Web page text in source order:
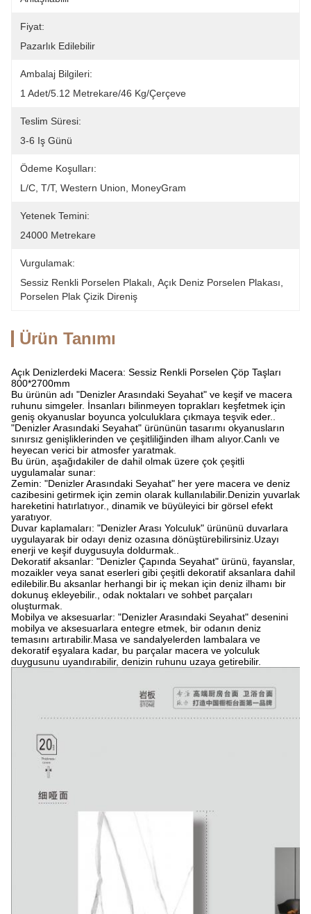
Fiyat:
Pazarlık Edilebilir
Ambalaj Bilgileri:
1 Adet/5.12 Metrekare/46 Kg/çerçeve
Teslim Süresi:
3-6 Iş Günü
Ödeme Koşulları:
L/C, T/T, Western Union, MoneyGram
Yetenek Temini:
24000 Metrekare
Vurgulamak:
Sessiz Renkli Porselen Plakalı Açık Deniz Porselen Plakası
Porselen Plak Çizik Direniş
Ürün Tanımı
Açık Denizlerdeki Macera: Sessiz Renkli Porselen Çöp Taşları
800*2700mm
Bu ürünün adı "Denizler Arasındaki Seyahat" ve keşif ve macera
ruhunu simgeler. İnsanları bilinmeyen toprakları keşfetmek için
geniş okyanuslar boyunca yolculuklara çıkmaya teşvik eder..
"Denizler Arasındaki Seyahat" ürününün tasarımı okyanusların
sınırsız genişliklerinden ve çeşitliliğinden ilham alıyor.Canlı ve
heyecan verici bir atmosfer yaratmak.
Bu ürün, aşağıdakiler de dahil olmak üzere çok çeşitli
uygulamalar sunar:
Zemin: "Denizler Arasındaki Seyahat" her yere macera ve deniz
cazibesini getirmek için zemin olarak kullanılabilir.Denizin yuvarlak
hareketini hatırlatıyor., dinamik ve büyüleyici bir görsel efekt
yaratıyor.
Duvar kaplamaları: "Denizler Arası Yolculuk" ürününü duvarlara
uygulayarak bir odayı deniz ozasına dönüştürebilirsiniz.Uzayı
enerji ve keşif duygusuyla doldurmak..
Dekoratif aksanlar: "Denizler Çapında Seyahat" ürünü, fayanslar,
mozaikler veya sanat eserleri gibi çeşitli dekoratif aksanlara dahil
edilebilir.Bu aksanlar herhangi bir iç mekan için deniz ilhamı bir
dokunuş ekleyebilir., odak noktaları ve sohbet parçaları
oluşturmak.
Mobilya ve aksesuarlar: "Denizler Arasındaki Seyahat" desenini
mobilya ve aksesuarlara entegre etmek, bir odanın deniz
temasını artırabilir.Masa ve sandalyelerden lambalara ve
dekoratif eşyalara kadar, bu parçalar macera ve yolculuk
duygusunu uyandırabilir, denizin ruhunu uzaya getirebilir.